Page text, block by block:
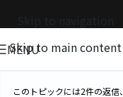
Skip to main content
MENU
このトピックには2件の返